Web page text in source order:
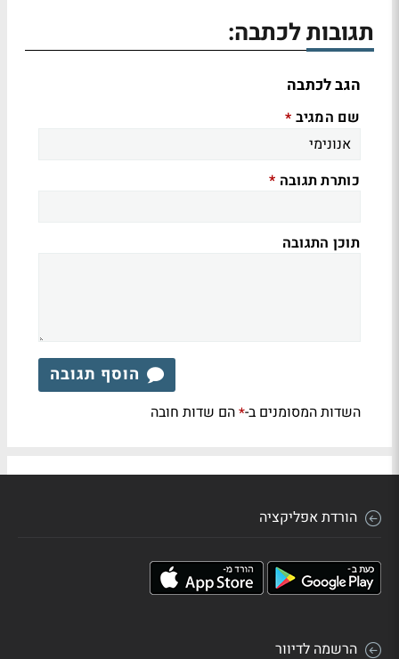
תגובות לכתבה:
הגב לכתבה
שם המגיב *
כותרת תגובה *
תוכן התגובה
הוסף תגובה
השדות המסומנים ב-*הם שדות חובה
הורדת אפליקציה
הרשמה לדיוור